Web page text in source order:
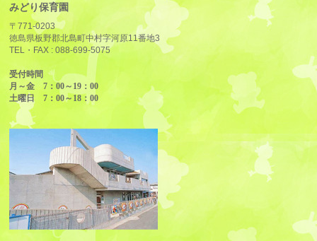
みどり保育園
〒771-0203
徳島県板野郡北島町中村字河原11番地3
TEL・FAX :088-699-5075
受付時間
月～金 7：00～19：00
土曜日 7：00～18：00